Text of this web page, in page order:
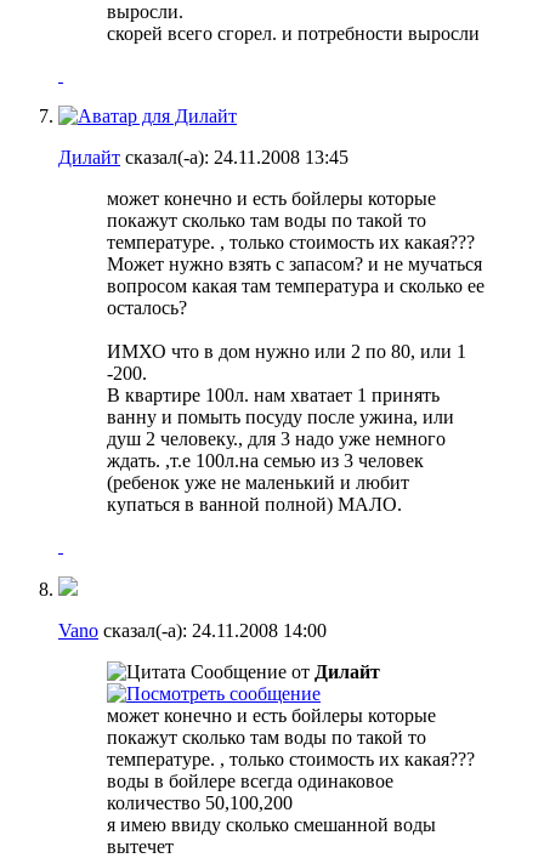
выросли.
скорей всего сгорел. и потребности выросли
Дилайт сказал(-а): 24.11.2008 13:45
может конечно и есть бойлеры которые
покажут сколько там воды по такой то
температуре. , только стоимость их какая???
Может нужно взять с запасом? и не мучаться
вопросом какая там температура и сколько ее
осталось?
ИМХО что в дом нужно или 2 по 80, или 1
-200.
В квартире 100л. нам хватает 1 принять
ванну и помыть посуду после ужина, или
душ 2 человеку., для 3 надо уже немного
ждать. ,т.е 100л.на семью из 3 человек
(ребенок уже не маленький и любит
купаться в ванной полной) МАЛО.
Vano сказал(-а): 24.11.2008 14:00
Сообщение от Дилайт
может конечно и есть бойлеры которые
покажут сколько там воды по такой то
температуре. , только стоимость их какая???
воды в бойлере всегда одинаковое
количество 50,100,200
я имею ввиду сколько смешанной воды
вытечет